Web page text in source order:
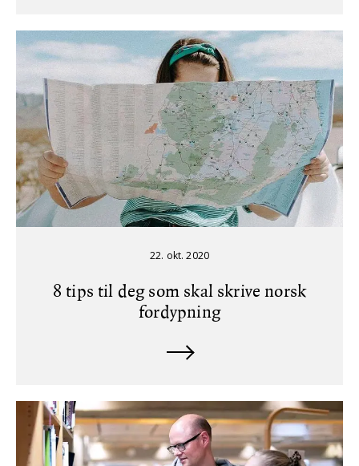
22. okt. 2020
8 tips til deg som skal skrive norsk
fordypning